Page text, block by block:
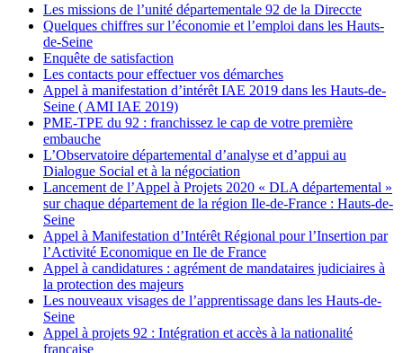
Les missions de l’unité départementale 92 de la Direccte
Quelques chiffres sur l’économie et l’emploi dans les Hauts-
de-Seine
Enquête de satisfaction
Les contacts pour effectuer vos démarches
Appel à manifestation d’intérêt IAE 2019 dans les Hauts-de-
Seine ( AMI IAE 2019)
PME-TPE du 92 : franchissez le cap de votre première
embauche
L’Observatoire départemental d’analyse et d’appui au
Dialogue Social et à la négociation
Lancement de l’Appel à Projets 2020 « DLA départemental »
sur chaque département de la région Ile-de-France : Hauts-de-
Seine
Appel à Manifestation d’Intérêt Régional pour l’Insertion par
l’Activité Economique en Ile de France
Appel à candidatures : agrément de mandataires judiciaires à
la protection des majeurs
Les nouveaux visages de l’apprentissage dans les Hauts-de-
Seine
Appel à projets 92 : Intégration et accès à la nationalité
française